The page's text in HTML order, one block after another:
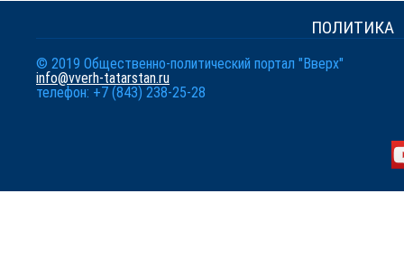
ПОЛИТИКА
© 2019 Общественно-политический портал "Вверх"
info@vverh-tatarstan.ru
телефон: +7 (843) 238-25-28